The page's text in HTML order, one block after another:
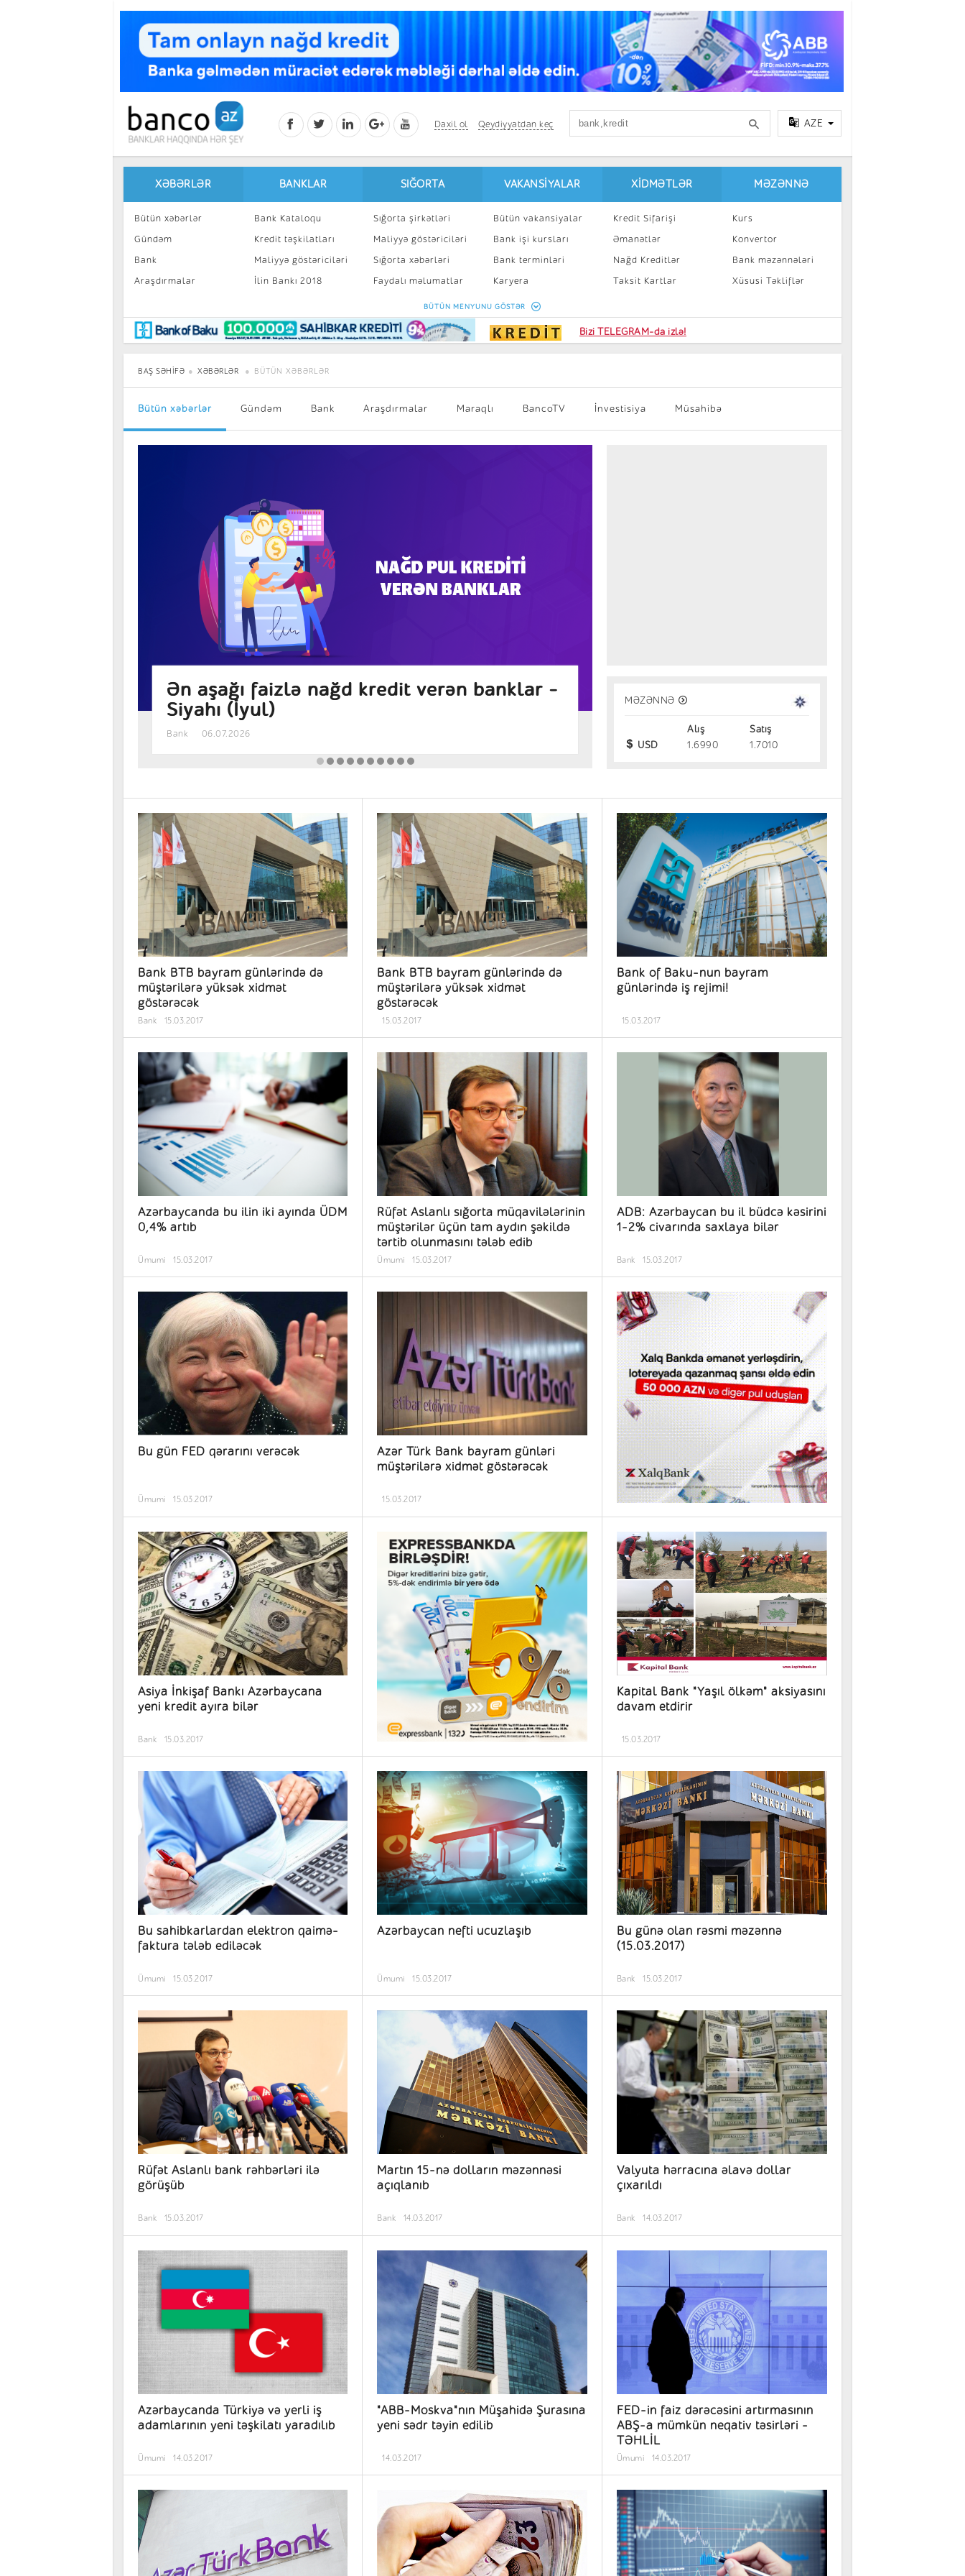
Daxil ol Qeydiyyatdan keç AZE
XƏBƏRLƏR
Bütün xəbərlər
Gündəm
Bank
Araşdırmalar
Maraqlı
BancoTV
Müsahibə
BANKLAR
Bank Kataloqu
Kredit təşkilatları
Maliyyə göstəriciləri
İlin Bankı 2018
SIĞORTA
Sığorta şirkətləri
Maliyyə göstəriciləri
Sığorta xəbərləri
Faydalı məlumatlar
Sığorta kalkulyatoru
VAKANSIYALAR
Bütün vakansiyalar
Bank işi kursları
Bank terminləri
Karyera
Peşakar inkişaf
XIDMƏTLƏR
Kredit Sifarişi
Əmanətlər
Nağd Kreditlər
Taksit Kartlar
Kart sifarişi
MƏZƏNNƏ
Kurs
Konvertor
Bank məzənnələri
Xüsusi Təkliflər
BÜTÜN MENYUNU GÖSTƏR
Bizi TELEGRAM-da izlə!
BAŞ SƏHIFƏ XƏBƏRLƏR BÜTÜN XƏBƏRLƏR
Bütün xəbərlər Gündəm Bank Araşdırmalar Maraqlı BancoTV İnvestisiya Müsahibə
Manat əmanəti hansı banklarda daha
sərfəlidir? – Faizlər (Avqust 2026)
Bank 05.08.2026
İnvestisiya alətləri: Gəlir, risk və
31.07.2026
MƏZƏNNƏ
Alış
Satış
USD
1.6990 1.7010
Bank BTB bayram günlərində də
müştərilərə yüksək xidmət
göstərəcək
Bank 15.03.2017
Bank BTB bayram günlərində də
müştərilərə yüksək xidmət
göstərəcək
15.03.2017
Bank of Baku-nun bayram
günlərində iş rejimi!
15.03.2017
Azərbaycanda bu ilin iki ayında ÜDM
0,4% artıb
Ümumi 15.03.2017
Rüfət Aslanlı sığorta müqavilələrinin
müştərilər üçün tam aydın şəkildə
tərtib olunmasını tələb edib
Ümumi 15.03.2017
ADB: Azərbaycan bu il büdcə kəsirini
1-2% civarında saxlaya bilər
Bank 15.03.2017
Bu gün FED qərarını verəcək
Ümumi 15.03.2017
Azər Türk Bank bayram günləri
müştərilərə xidmət göstərəcək
15.03.2017
Asiya İnkişaf Bankı Azərbaycana
yeni kredit ayıra bilər
Bank 15.03.2017
Kapital Bank "Yaşıl ölkəm" aksiyasını
davam etdirir
15.03.2017
Bu sahibkarlardan elektron qaimə-
faktura tələb ediləcək
Ümumi 15.03.2017
Azərbaycan nefti ucuzlaşıb
Ümumi 15.03.2017
Bu günə olan rəsmi məzənnə
(15.03.2017)
Bank 15.03.2017
Rüfət Aslanlı bank rəhbərləri ilə
görüşüb
Bank 15.03.2017
Martın 15-nə dolların məzənnəsi
açıqlanıb
Bank 14.03.2017
Valyuta hərracına əlavə dollar
çıxarıldı
Bank 14.03.2017
Azərbaycanda Türkiyə və yerli iş
adamlarının yeni təşkilatı yaradılıb
Ümumi 14.03.2017
"ABB-Moskva"nın Müşahidə Şurasına
yeni sədr təyin edilib
14.03.2017
FED-in faiz dərəcəsini artırmasının
ABŞ-a mümkün neqativ təsirləri -
TƏHLİL
Ümumi 14.03.2017